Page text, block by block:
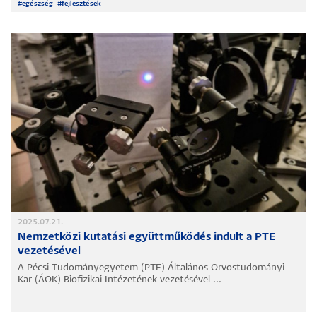
#egészség #fejlesztések
2025.07.21.
Nemzetközi kutatási együttműködés indult a PTE
vezetésével
A Pécsi Tudományegyetem (PTE) Általános Orvostudományi
Kar (ÁOK) Biofizikai Intézetének vezetésével ...